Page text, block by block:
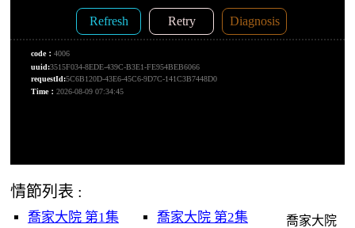
情節列表 :
喬家大院 第1集
喬家大院 第2集
喬家大院